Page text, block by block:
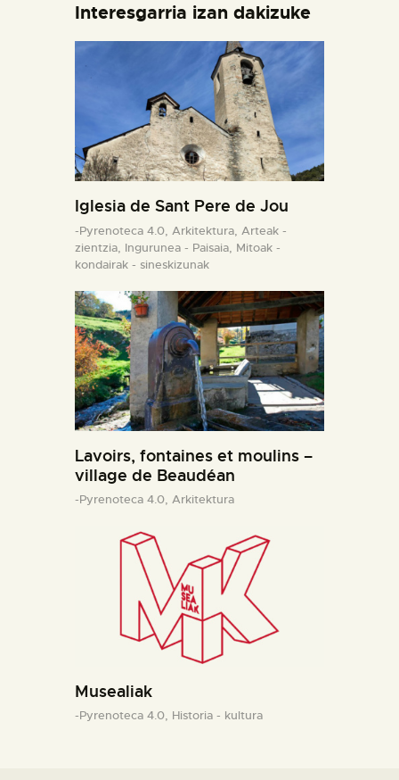
Interesgarria izan dakizuke
Iglesia de Sant Pere de Jou
-Pyrenoteca 4.0, Arkitektura, Arteak -
zientzia, Ingurunea - Paisaia, Mitoak -
kondairak - sineskizunak
Lavoirs, fontaines et moulins –
village de Beaudéan
-Pyrenoteca 4.0, Arkitektura
Musealiak
-Pyrenoteca 4.0, Historia - kultura